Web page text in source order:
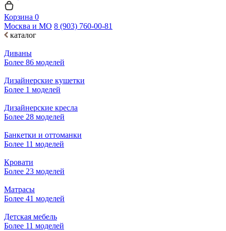
Корзина 0
Москва и МО 8 (903) 760-00-81
каталог
Диваны
Более 86 моделей
Дизайнерские кушетки
Более 1 моделей
Дизайнерские кресла
Более 28 моделей
Банкетки и оттоманки
Более 11 моделей
Кровати
Более 23 моделей
Матрасы
Более 41 моделей
Детская мебель
Более 11 моделей